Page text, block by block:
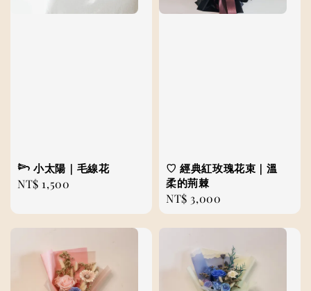
𓆸 小太陽｜毛線花
Regular
NT$ 1,500
♡ 經典紅玫瑰花束｜溫
柔的荊棘
Regular
price
NT$ 3,000